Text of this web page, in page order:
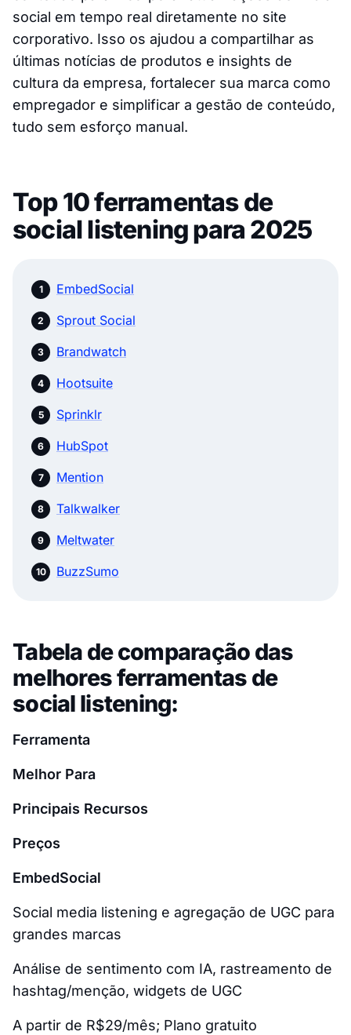
social em tempo real diretamente no site
corporativo. Isso os ajudou a compartilhar as
últimas notícias de produtos e insights de
cultura da empresa, fortalecer sua marca como
empregador e simplificar a gestão de conteúdo,
tudo sem esforço manual.
Top 10 ferramentas de
social listening para 2025
EmbedSocial
Sprout Social
Brandwatch
Hootsuite
Sprinklr
HubSpot
Mention
Talkwalker
Meltwater
BuzzSumo
Tabela de comparação das
melhores ferramentas de
social listening:
Ferramenta
Melhor Para
Principais Recursos
Preços
EmbedSocial
Social media listening e agregação de UGC para
grandes marcas
Análise de sentimento com IA, rastreamento de
hashtag/menção, widgets de UGC
A partir de R$29/mês; Plano gratuito